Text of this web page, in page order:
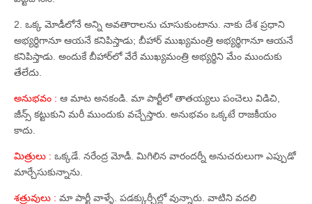
2. ఒక్క మోడీలోనే అన్ని అవతారాలను చూసుకుంటాను. నాకు దేశ ప్రధాని
అభ్యర్ధిగానూ ఆయనే కనిపిస్తాడు; బీహార్‌ ముఖ్యమంత్రి అభ్యర్థిగానూ ఆయనే
కనిపిస్తాడు. అందుకే బీహార్‌లో వేరే ముఖ్యమంత్రి అభ్యర్థిని మేం ముందుకు
తేలేదు.
అనుభవం : ఆ మాట అనకండి. మా పార్టీలో తాతయ్యలు పంచెలు విడిచి,
జీన్స్‌ కట్టుకుని మరీ ముందుకు వచ్చేస్తారు. అనుభవం ఒక్కటే రాజకీయం
కాదు.
మిత్రులు : ఒక్కడే. నరేంద్ర మోడీ. మిగిలిన వారందర్నీ అనుచరులుగా ఎప్పుడో
మార్చేసుకున్నాను.
శత్రువులు : మా పార్టీ వాళ్ళే. పడక్కుర్చీల్లో వున్నారు. వాటిని వదలి